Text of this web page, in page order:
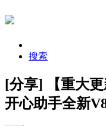
搜索
[分享] 【重大更
开心助手全新